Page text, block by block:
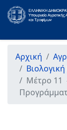
Αρχική
Μέτρο 11